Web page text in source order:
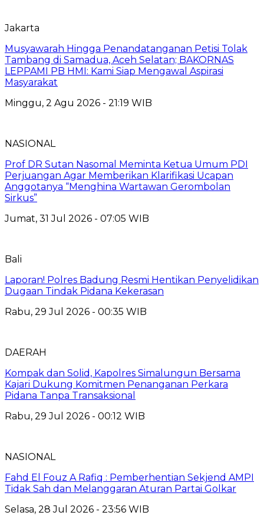
Jakarta
Musyawarah Hingga Penandatanganan Petisi Tolak
Tambang di Samadua, Aceh Selatan; BAKORNAS
LEPPAMI PB HMI: Kami Siap Mengawal Aspirasi
Masyarakat
Minggu, 2 Agu 2026 - 21:19 WIB
NASIONAL
Prof DR Sutan Nasomal Meminta Ketua Umum PDI
Perjuangan Agar Memberikan Klarifikasi Ucapan
Anggotanya “Menghina Wartawan Gerombolan
Sirkus”
Jumat, 31 Jul 2026 - 07:05 WIB
Bali
Laporan! Polres Badung Resmi Hentikan Penyelidikan
Dugaan Tindak Pidana Kekerasan
Rabu, 29 Jul 2026 - 00:35 WIB
DAERAH
Kompak dan Solid, Kapolres Simalungun Bersama
Kajari Dukung Komitmen Penanganan Perkara
Pidana Tanpa Transaksional
Rabu, 29 Jul 2026 - 00:12 WIB
NASIONAL
Fahd El Fouz A Rafiq : Pemberhentian Sekjend AMPI
Tidak Sah dan Melanggaran Aturan Partai Golkar
Selasa, 28 Jul 2026 - 23:56 WIB